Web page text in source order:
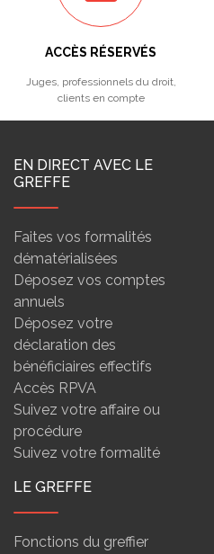
ACCÈS RÉSERVÉS
Juges, professionnels du droit,
clients en compte
EN DIRECT AVEC LE
GREFFE
Faites vos formalités
dématérialisées
Déposez vos comptes
annuels
Déposez votre
déclaration des
bénéficiaires effectifs
Accès RPVA
Suivez votre affaire ou
procédure
Suivez votre formalité
LE GREFFE
Fonctions du greffier